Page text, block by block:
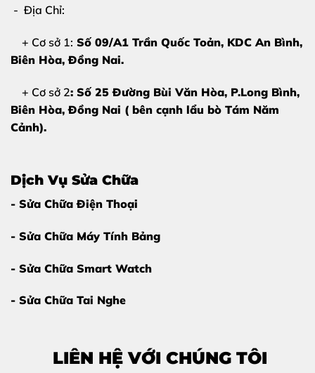
để ép kính iPhone 15 Pro Max chuẩn xác. Dưới đây là lý
do khách hàng tin chọn chúng tôi:
Giữ nguyên màn hình zin theo máy
Kính ép chất lượng cao – trong suốt – bền
Thời gian sửa nhanh – lấy liền trong ngày
Báo giá rõ ràng – không phát sinh chi phí
Đặc biệt, khách hàng có thể
trình ép kính, đảm bảo minh bạch tuyệt đối.
Bảng Giá Ép Kính iPhone 15 Pro Max
giá linh kiện iPhone 15 Pro Max
có thể thay đổi
theo thị trường và tình trạng máy, Thùy Trang Mobile
- Địa Chỉ:
+ Cơ sở 1: Số 09/A1 Trần Quốc Toản, KDC An Bình,
Biên Hòa, Đồng Nai.
+ Cơ sở 2: Số 25 Đường Bùi Văn Hòa, P.Long Bình,
Biên Hòa, Đồng Nai ( bên cạnh lẩu bò Tám Năm
Cảnh).
Dịch Vụ Sửa Chữa
- Sửa Chữa Điện Thoại
- Sửa Chữa Máy Tính Bảng
- Sửa Chữa Smart Watch
- Sửa Chữa Tai Nghe
LIÊN HỆ VỚI CHÚNG TÔI